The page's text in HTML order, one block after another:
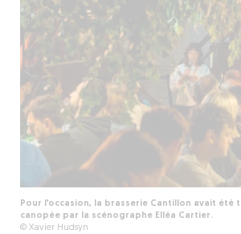
Pour l’occasion, la brasserie Cantillon avait été
canopée par la scénographe Elléa Cartier.
© Xavier Hudsyn